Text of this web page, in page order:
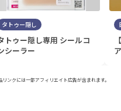
タトゥー隠し
トゥー隠し専用 シールコ
シーラー
ンクには一部アフィリエイト広告が含まれます。